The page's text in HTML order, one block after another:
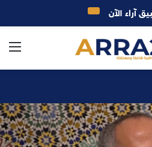
آراء الآن